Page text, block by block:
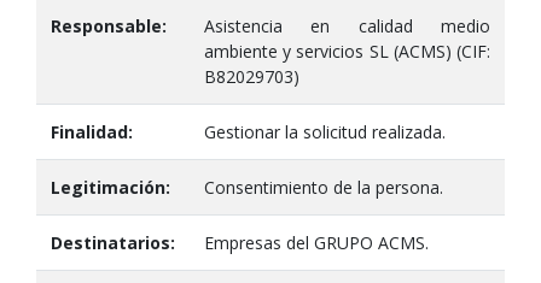
Responsable:
Asistencia en calidad medio
ambiente y servicios SL (ACMS) (CIF:
B82029703)
Finalidad: Gestionar la solicitud realizada.
Legitimación: Consentimiento de la persona.
Destinatarios: Empresas del GRUPO ACMS.